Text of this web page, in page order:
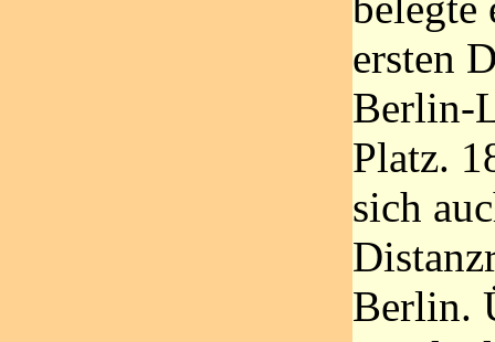
ersten
Berlin-
Platz.
sich
Berlin.